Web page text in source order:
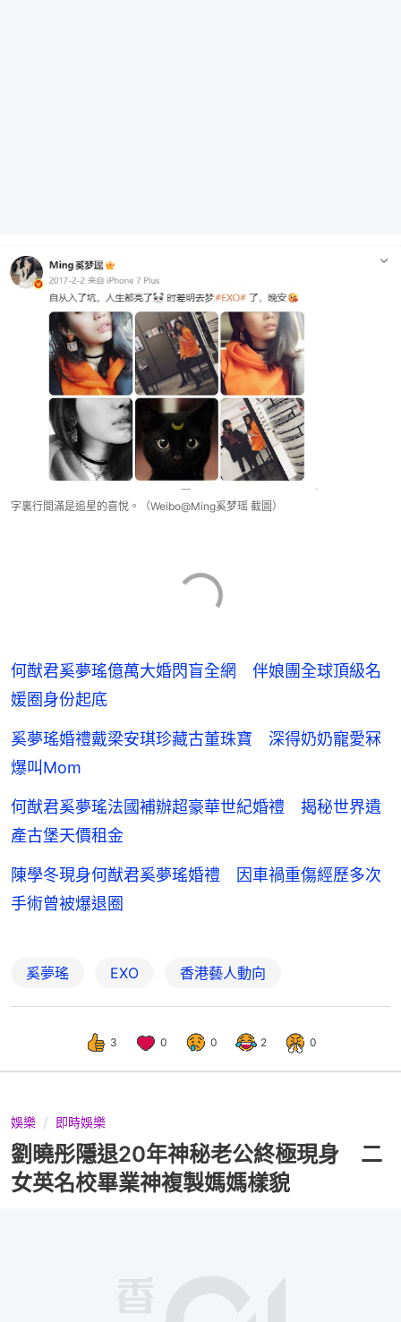
字裏行間滿是追星的喜悅。（Weibo@Ming奚梦瑶 截圖）
何猷君奚夢瑤億萬大婚閃盲全網 伴娘團全球頂級名
媛圈身份起底
奚夢瑤婚禮戴梁安琪珍藏古董珠寶 深得奶奶寵愛冧
爆叫Mom
何猷君奚夢瑤法國補辦超豪華世紀婚禮 揭秘世界遺
產古堡天價租金
陳學冬現身何猷君奚夢瑤婚禮 因車禍重傷經歷多次
手術曾被爆退圈
奚夢瑤 EXO 香港藝人動向
3 0 0 2 0
娛樂 即時娛樂
劉曉彤隱退20年神秘老公終極現身 二
女英名校畢業神複製媽媽樣貌